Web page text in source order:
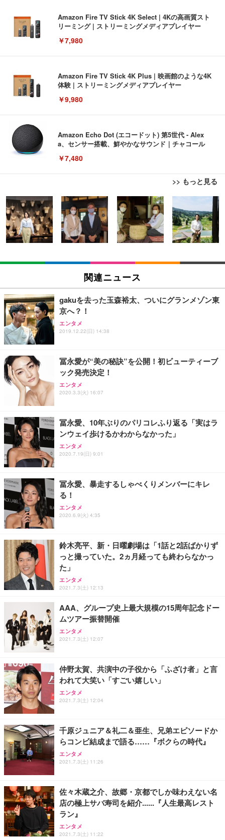
Amazon Fire TV Stick 4K Select | 4Kの高画質スト
リーミング | ストリーミングメディアプレイヤー
￥7,980
Amazon Fire TV Stick 4K Plus | 映画館のような4K
体験 | ストリーミングメディアプレイヤー
￥9,980
Amazon Echo Dot (エコードット) 第5世代 - Alex
a、センサー搭載、鮮やかなサウンド｜チャコール
￥7,480
>> もっと見る
[EdoErgo] オフィスチェア 椅子 テレワーク 疲れな
い 跳ね上げ式アームレスト コンパクト 約105度ロッ
キング pc 事務椅子 360度回転 座面昇降 強化ナイロ
ン樹脂ベース 通気性メッシュ 在宅ワーク H-WY01
(黒網+黒枠+黒足)
￥5,699
SIHOO B100 オフィスチェア／デスクチェア メッシ
ュチェア 人間工学 疲れない ブラック
￥27,999
Sezlife オフィスチェア デスクチェア 疲れない テレ
ワーク チェア 強化バックレスト 30度ロッキング機
能 人間工学 椅子 腰サポート 90度跳ね上げ式アーム
ョン PCチェア 通気性メッシュ ゲーミング/勉強/事
務用 おしゃれ パソコンチェア (ブラック)
Sezlife オフィスチェア デスクチェア 疲れない テレ
ワーク チェア 強化バックレスト 30度ロッキング機
能 人間工学 椅子 腰サポート 90度跳ね上げ式アーム
務用 おしゃれ パソコンチェア (ホワイト)
ANDWINT オフィスチェア デスクチェア 肘なし メ
ッシュ 通気性 ランバーサポート付き 腰サポート ガ
ス圧無段階昇降 360度回転 キャスター付き コンパク
EIZO ビジネス向けプレミアムモニター | FlexScan
EV3240X-WT | 31.5型4K UHD・USB Type-C・ホワ
イト
￥105,595
EIZO ビジネス向けプレミアムモニター | FlexScan
【純正品】27"ゲーミングモニター DualSense 充電
フック付き（CFI-ZDM1J）
【整備済み品】Dell E2724HS 27インチ 液晶モニタ
ー フルHD（1920×1080）VA 非光沢 HDMI/DisplayP
ort/VGA スピーカー内蔵 高さ調整 スイベル VESA対
【MiniLED/24.5inch/280Hz/FHD】GRAPHT THE S
HOOTER Gaming Monitor 24” Essential ゲーミン
グモニター QD 24.5インチ 1ms FHD 量子ドット 残
Amazonベーシック ペットシーツ 薄型 レギュラー 1
回使い捨て 無香料 ホワイト 300枚
￥3,373
Amazonベーシック ペットシーツ 厚型 ワイド 42枚
x2袋(84枚) ホワイト(吸収面:ライトブルー)
￥3,234
ネオ・ルーライフ ネオ・オムツ L 中型犬用 26枚入
り 単品
Smart Basic(スマートベーシック) 【Amazon.co.jp
限定】 Smart Basic アイリスオーヤマ ペットシーツ
超厚型 お徳用 ワイド 100枚入 (x 1) (ケース販売)
アイリスオーヤマ ペットシーツ 超厚型 お徳用 レギ
ュラー 200枚入【Amazon.co.jp限定】
関連ニュース
gakuを去った玉森裕太、ついにグランメゾン東
京へ？！
エンタメ
2019.12.22(日) 14:38
冨永愛が“美の秘訣”を公開！初ビューティーブ
ック発売決定！
エンタメ
2020.3.3(火) 16:07
冨永愛、10年ぶりのパリコレふり返る「実はラ
ンウェイ歩けるかわからなかった」
エンタメ
2020.7.19(日) 9:01
冨永愛、暴走するしゃべくりメンバーにキレ
る！
エンタメ
2020.6.9(火) 4:35
鈴木亮平、新・日曜劇場は「1話と2話ばかりず
っと撮っていた。2ヵ月経っても終わらなかっ
た」
エンタメ
2021.7.3(土) 12:13
AAA、グループ史上最大規模の15周年記念ドー
ムツアー振替開催
エンタメ
2021.7.3(土) 12:07
仲野太賀、共演中の子役から「ふざけ者」と言
われて大笑い「すごい嬉しい」
エンタメ
2021.7.3(土) 12:04
千原ジュニア＆礼二＆亜生、兄弟エピソードか
らコンビ結成まで語る……『ボクらの時代』
エンタメ
2021.7.3(土) 11:26
佐々木蔵之介、故郷・京都でしか味わえない名
店の極上サバ寿司を紹介......『人生最高レスト
ラン』
エンタメ
2021.7.3(土) 11:22